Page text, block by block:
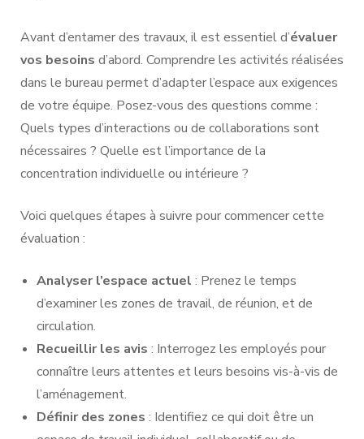
Avant d’entamer des travaux, il est essentiel d’évaluer
vos besoins d’abord. Comprendre les activités réalisées
dans le bureau permet d’adapter l’espace aux exigences
de votre équipe. Posez-vous des questions comme :
Quels types d’interactions ou de collaborations sont
nécessaires ? Quelle est l’importance de la
concentration individuelle ou intérieure ?
Voici quelques étapes à suivre pour commencer cette
évaluation :
Analyser l’espace actuel : Prenez le temps
d’examiner les zones de travail, de réunion, et de
circulation.
Recueillir les avis : Interrogez les employés pour
connaître leurs attentes et leurs besoins vis-à-vis de
l’aménagement.
Définir des zones : Identifiez ce qui doit être un